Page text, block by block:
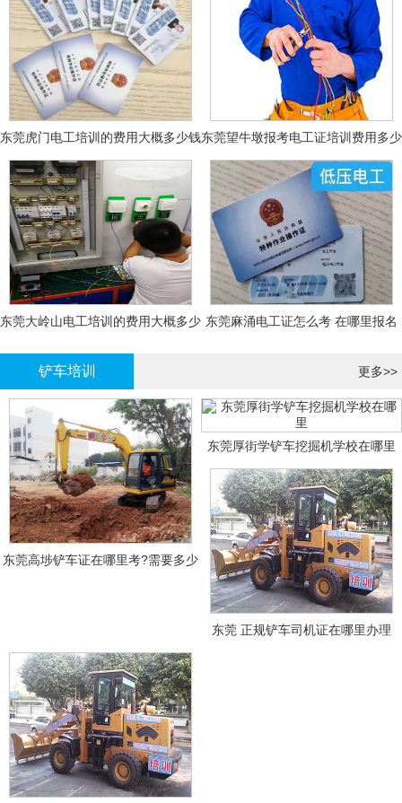
东莞虎门电工培训的费用大概多少钱东莞望牛墩报考电工证培训费用多少
钱
东莞大岭山电工培训的费用大概多少 东莞麻涌电工证怎么考 在哪里报名
铲车培训 更多>>
东莞高埗铲车证在哪里考?需要多少
东莞厚街学铲车挖掘机学校在哪里
东莞 正规铲车司机证在哪里办理